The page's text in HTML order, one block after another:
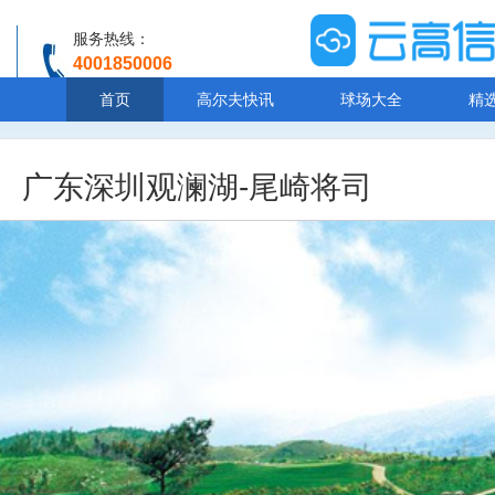
服务热线：
4001850006
首页 高尔夫快讯 球场大全 精
广东深圳观澜湖-尾崎将司